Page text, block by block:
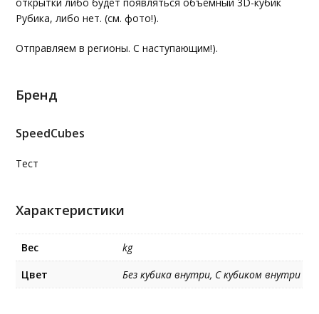
Рубика, либо нет. (см. фото!).
Отправляем в регионы. С наступающим!).
Бренд
SpeedCubes
Teст
Характеристики
Вес
kg
Цвет
Без кубика внутри, С кубиком внутри